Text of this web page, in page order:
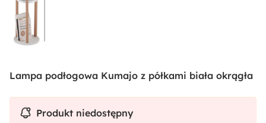
Lampa podłogowa Kumajo z półkami biała okrągła
Produkt niedostępny